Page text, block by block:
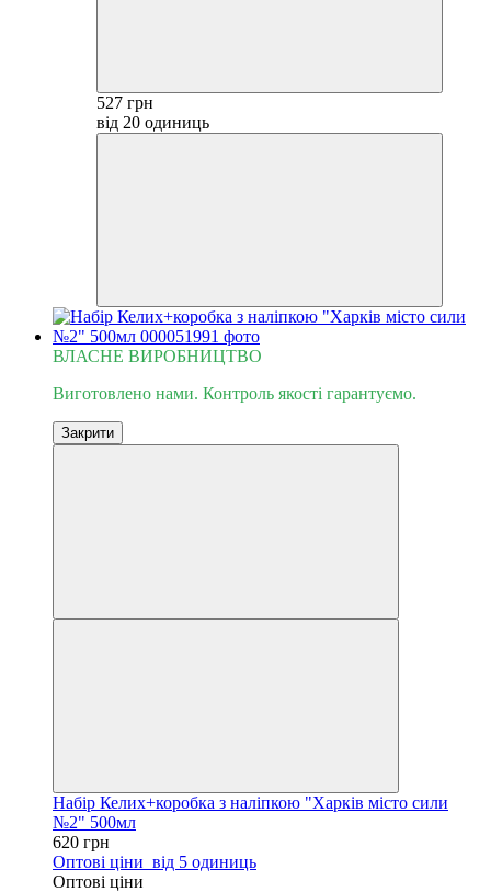
527 грн
від 20 одиниць
ВЛАСНЕ ВИРОБНИЦТВО
Виготовлено нами. Контроль якості гарантуємо.
Закрити
Набір Келих+коробка з наліпкою "Харків місто сили
№2" 500мл
620 грн
Оптові ціни від 5 одиниць
Оптові ціни